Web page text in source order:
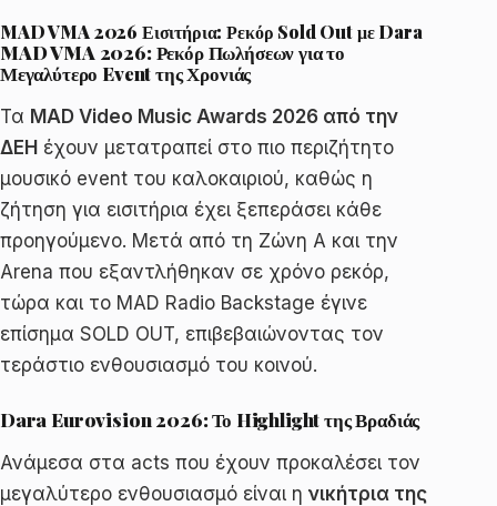
MAD VMA 2026 Εισιτήρια: Ρεκόρ Sold Out με Dara
MAD VMA 2026: Ρεκόρ Πωλήσεων για το
Μεγαλύτερο Event της Χρονιάς
Τα MAD Video Music Awards 2026 από την
ΔΕΗ έχουν μετατραπεί στο πιο περιζήτητο
μουσικό event του καλοκαιριού, καθώς η
ζήτηση για εισιτήρια έχει ξεπεράσει κάθε
προηγούμενο. Μετά από τη Ζώνη Α και την
Arena που εξαντλήθηκαν σε χρόνο ρεκόρ,
τώρα και το MAD Radio Backstage έγινε
επίσημα SOLD OUT, επιβεβαιώνοντας τον
τεράστιο ενθουσιασμό του κοινού.
Dara Eurovision 2026: Το Highlight της Βραδιάς
Ανάμεσα στα acts που έχουν προκαλέσει τον
μεγαλύτερο ενθουσιασμό είναι η νικήτρια της